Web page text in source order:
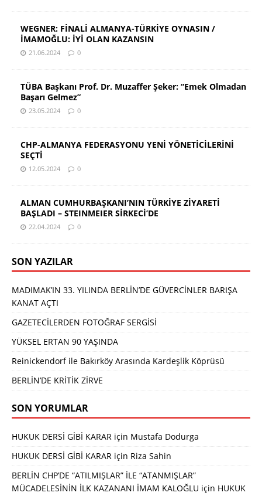
WEGNER: FİNALİ ALMANYA-TÜRKİYE OYNASIN /
İMAMOĞLU: İYİ OLAN KAZANSIN
21.06.2024 0
TÜBA Başkanı Prof. Dr. Muzaffer Şeker: “Emek Olmadan
Başarı Gelmez”
23.05.2024 0
CHP-ALMANYA FEDERASYONU YENİ YÖNETİCİLERİNİ
SEÇTİ
12.05.2024 0
ALMAN CUMHURBAŞKANI’NIN TÜRKİYE ZİYARETİ
BAŞLADI – STEINMEIER SİRKECİ’DE
22.04.2024 0
SON YAZILAR
MADIMAK’IN 33. YILINDA BERLİN’DE GÜVERCİNLER BARIŞA
KANAT AÇTI
GAZETECİLERDEN FOTOĞRAF SERGİSİ
YÜKSEL ERTAN 90 YAŞINDA
Reinickendorf ile Bakırköy Arasında Kardeşlik Köprüsü
BERLİN’DE KRİTİK ZİRVE
SON YORUMLAR
HUKUK DERSİ GİBİ KARAR için Mustafa Dodurga
HUKUK DERSİ GİBİ KARAR için Riza Sahin
BERLİN CHP’DE “ATILMIŞLAR” İLE “ATANMIŞLAR”
MÜCADELESİNİN İLK KAZANANI İMAM KALOĞLU için HUKUK